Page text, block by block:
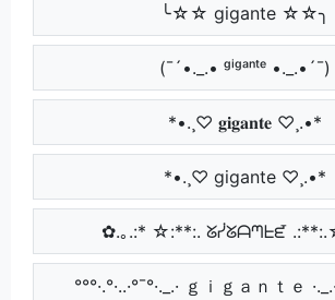
╰☆☆ gigante ☆☆╮
(¯´•._.• ᵍⁱᵍᵃⁿᵗᵉ •._.•´¯)
*•.¸♡ 𝐠𝐢𝐠𝐚𝐧𝐭𝐞 ♡¸.•*
*•.¸♡ gigante ♡¸.•*
✿.｡.:* ☆:**:. ᘜᓰᘜᗩᘉᖶᘿ
°°°·.°·..·°¯°·._.· ｇｉｇａｎｔｅ